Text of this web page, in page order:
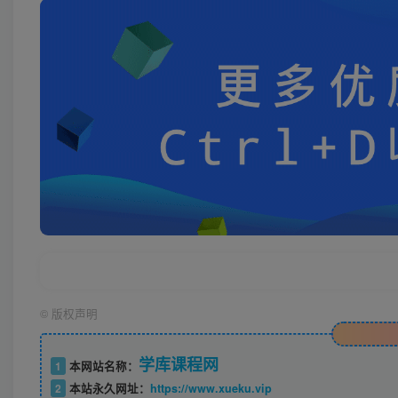
© 版权声明
1 本网站名称： 学库课程网
2 本站永久网址： https://www.xueku.vip